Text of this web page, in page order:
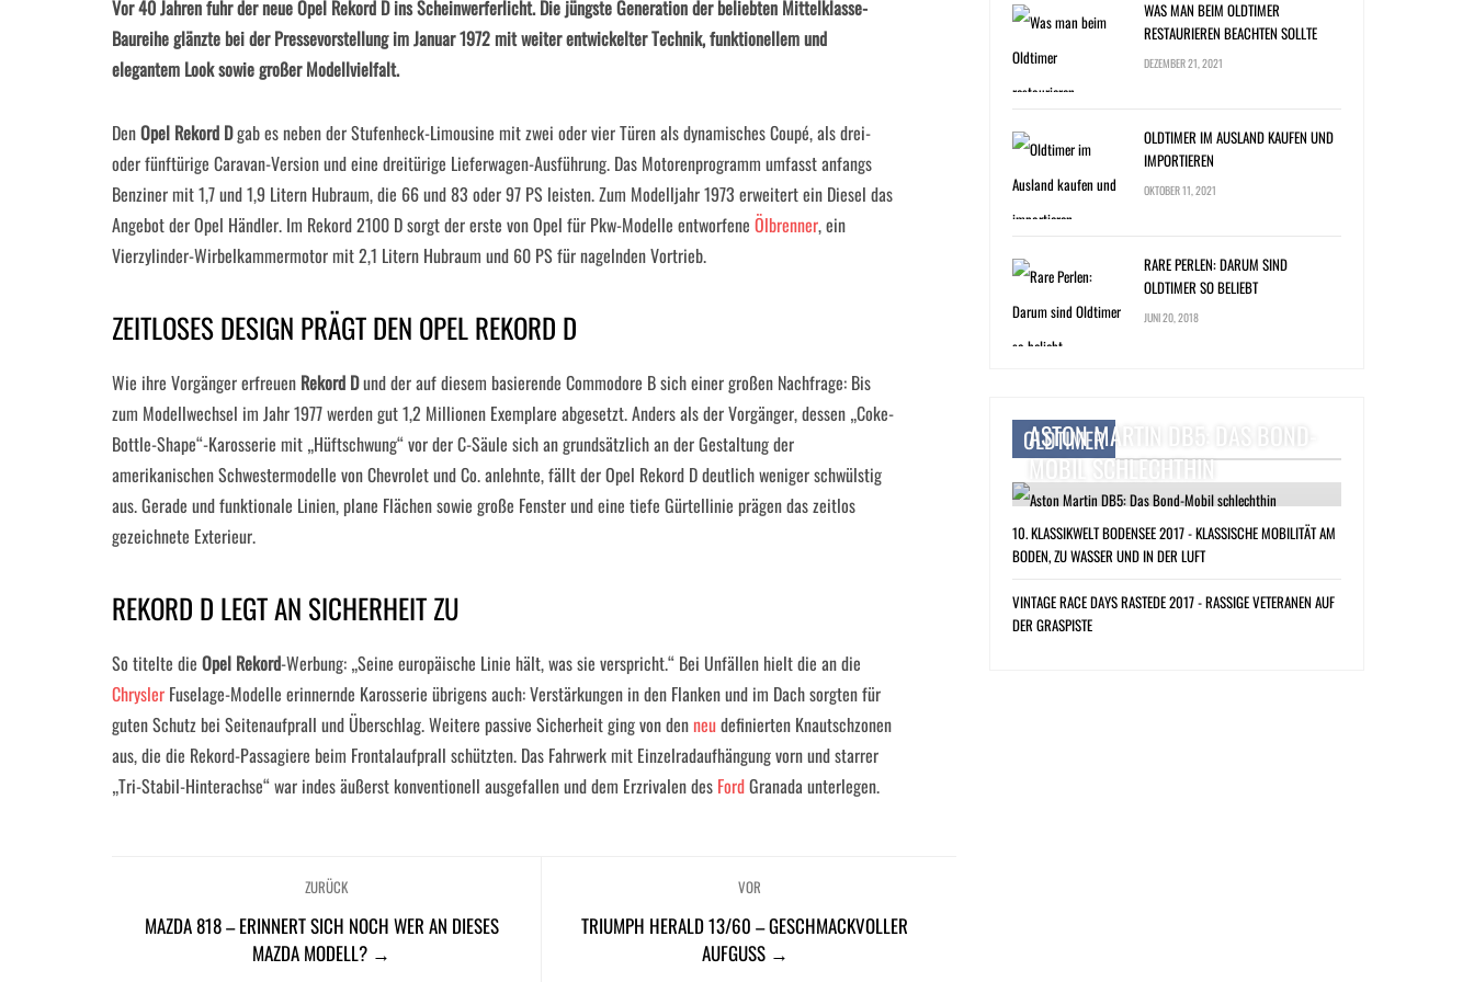
Vor 40 Jahren fuhr der neue Opel Rekord D ins Scheinwerferlicht. Die jüngste Generation der beliebten Mittelklasse-
Baureihe glänzte bei der Pressevorstellung im Januar 1972 mit weiter entwickelter Technik, funktionellem und
elegantem Look sowie großer Modellvielfalt.
DenOpel Rekord Dgab es neben der Stufenheck-Limousine mit zwei oder vier Türen als dynamisches Coupé, als drei-
oder fünftürige Caravan-Version und eine dreitürige Lieferwagen-Ausführung. Das Motorenprogramm umfasst anfangs
Benziner mit 1,7 und 1,9 Litern Hubraum, die 66 und 83 oder 97 PS leisten. Zum Modelljahr 1973 erweitert ein Diesel das
Angebot der Opel Händler. Im Rekord 2100 D sorgt der erste von Opel für Pkw-Modelle entworfene Ölbrenner, ein
Vierzylinder-Wirbelkammermotor mit 2,1 Litern Hubraum und 60 PS für nagelnden Vortrieb.
ZEITLOSES DESIGN PRÄGT DEN OPEL REKORD D
Wie ihre Vorgänger erfreuen Rekord Dund der auf diesem basierende Commodore B sich einer großen Nachfrage: Bis
zum Modellwechsel im Jahr 1977 werden gut 1,2 Millionen Exemplare abgesetzt. Anders als der Vorgänger, dessen „Coke-
Bottle-Shape“-Karosserie mit „Hüftschwung“ vor der C-Säule sich an grundsätzlich an der Gestaltung der
amerikanischen Schwestermodelle von Chevrolet und Co. anlehnte, fällt der Opel Rekord D deutlich weniger schwülstig
aus. Gerade und funktionale Linien, plane Flächen sowie große Fenster und eine tiefe Gürtellinie prägen das zeitlos
gezeichnete Exterieur.
REKORD D LEGT AN SICHERHEIT ZU
So titelte die Opel Rekord-Werbung: „Seine europäische Linie hält, was sie verspricht.“ Bei Unfällen hielt die an die
Chrysler Fuselage-Modelle erinnernde Karosserie übrigens auch: Verstärkungen in den Flanken und im Dach sorgten für
guten Schutz bei Seitenaufprall und Überschlag. Weitere passive Sicherheit ging von denneudefinierten Knautschzonen
aus, die die Rekord-Passagiere beim Frontalaufprall schützten. Das Fahrwerk mit Einzelradaufhängung vorn und starrer
„Tri-Stabil-Hinterachse“ war indes äußerst konventionell ausgefallen und dem Erzrivalen des FordGranada unterlegen.
ZURÜCK
MAZDA 818 – ERINNERT SICH NOCH WER AN DIESES
MAZDA MODELL? →
VOR
TRIUMPH HERALD 13/60 – GESCHMACKVOLLER
AUFGUSS →
WAS MAN BEIM OLDTIMER
RESTAURIEREN BEACHTEN SOLLTE
DEZEMBER 21, 2021
OLDTIMER IM AUSLAND KAUFEN UND
IMPORTIEREN
OKTOBER 11, 2021
RARE PERLEN: DARUM SIND
OLDTIMER SO BELIEBT
JUNI 20, 2018
OLDTIMER
ASTON MARTIN DB5: DAS BOND-
MOBIL SCHLECHTHIN
10. KLASSIKWELT BODENSEE 2017 - KLASSISCHE MOBILITÄT AM
BODEN, ZU WASSER UND IN DER LUFT
VINTAGE RACE DAYS RASTEDE 2017 - RASSIGE VETERANEN AUF
DER GRASPISTE